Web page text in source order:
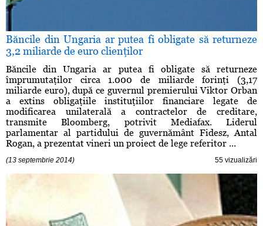
Băncile din Ungaria ar putea fi obligate să returneze
3,2 miliarde de euro clienţilor
Băncile din Ungaria ar putea fi obligate să returneze
împrumutaţilor circa 1.000 de miliarde forinţi (3,17
miliarde euro), după ce guvernul premierului Viktor Orban
a extins obligaţiile instituţiilor financiare legate de
modificarea unilaterală a contractelor de creditare,
transmite Bloomberg, potrivit Mediafax. Liderul
parlamentar al partidului de guvernământ Fidesz, Antal
Rogan, a prezentat vineri un proiect de lege referitor ...
(13 septembrie 2014) 55 vizualizări